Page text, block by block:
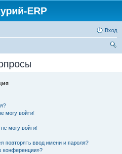
ERP
Вход
могу войти!
могу войти!
повторять ввод имени и пароля?
конференции»?